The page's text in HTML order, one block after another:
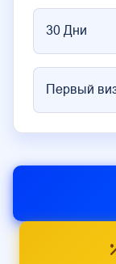
30 Дни
Первый